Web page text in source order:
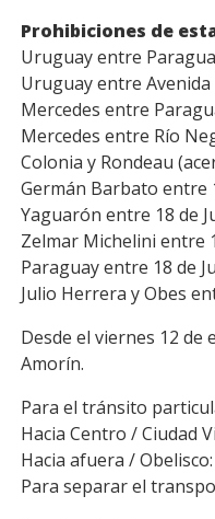
Link
Prohibiciones de
Uruguay entre
Uruguay entre
Mercedes entre
Mercedes entre Río
Colonia y Rondeau
Germán Barbato entre
Yaguarón entre 18 de
Zelmar Michelini entre
Paraguay entre 18 de
Julio Herrera y Obes
Desde el viernes 12
Amorín.
Para el tránsito
Hacia Centro / Ciudad
Hacia afuera /
Para separar el